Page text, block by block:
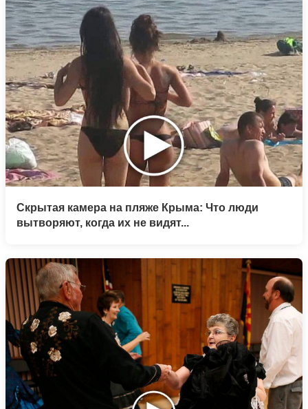
Скрытая камера на пляже Крыма: Что люди
вытворяют, когда их не видят...